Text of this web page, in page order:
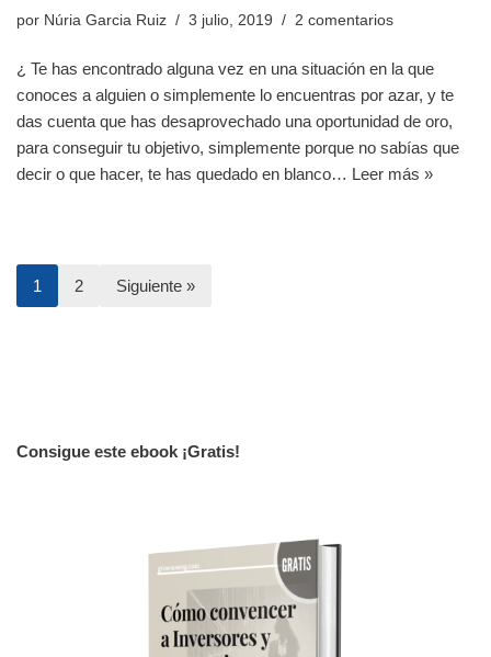
por Núria Garcia Ruiz 3 julio, 2019 2 comentarios
¿ Te has encontrado alguna vez en una situación en la que
conoces a alguien o simplemente lo encuentras por azar, y te
das cuenta que has desaprovechado una oportunidad de oro,
para conseguir tu objetivo, simplemente porque no sabías que
decir o que hacer, te has quedado en blanco… Leer más »
1 2 Siguiente »
Consigue este ebook ¡Gratis!